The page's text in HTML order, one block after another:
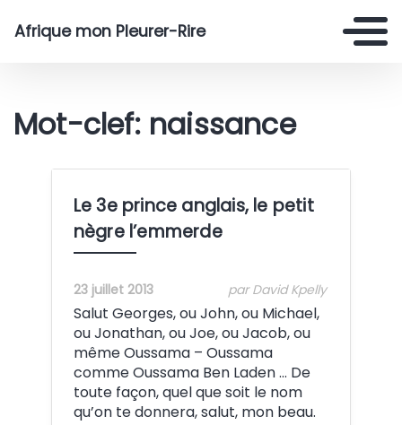
Afrique mon Pleurer-Rire
Mot-clef: naissance
Le 3e prince anglais, le petit
nègre l’emmerde
23 juillet 2013 par David Kpelly
Salut Georges, ou John, ou Michael,
ou Jonathan, ou Joe, ou Jacob, ou
même Oussama – Oussama
comme Oussama Ben Laden … De
toute façon, quel que soit le nom
qu’on te donnera, salut, mon beau.